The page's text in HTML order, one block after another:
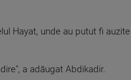
Hayat, unde au putut fi auzite
a adăugat Abdikadir.